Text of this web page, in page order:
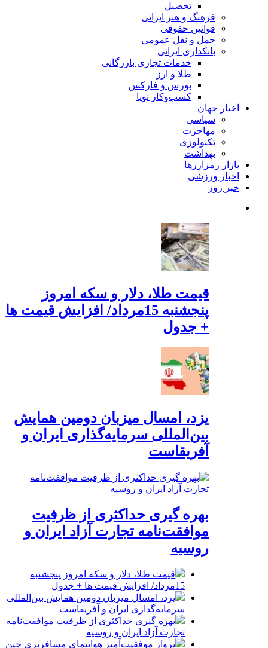
تحصیل
فرهنگ و هنر ایرانی
قوانین حقوقی
حمل و نقل عمومی
بانکداری ایرانی
خدمات تجاری بازرگانی
طلا و ارز
بورس و فارکس
کسب‌وکار نوپا
اخبار جهان
سیاسی
مهاجرت
تکنولوژی
بهداشت
بازار رمزارزها
اخبار ورزشی
خبر روز
قیمت طلا، دلار و سکه امروز
پنجشنبه 15مرداد/ افزایش قیمت ها
+ جدول
یزد، امسال میزبان دومین همایش
بین‌المللی سرمایه‌گذاری ایران و
آفریقاست
بهره گیری حداکثری از ظرفیت
موافقت‌نامه تجارت آزاد ایران و
روسیه
قیمت طلا، دلار و سکه امروز پنجشنبه
15مرداد/ افزایش قیمت ها + جدول
یزد، امسال میزبان دومین همایش بین‌المللی
سرمایه‌گذاری ایران و آفریقاست
بهره گیری حداکثری از ظرفیت موافقت‌نامه
تجارت آزاد ایران و روسیه
پرواز موفقیت‌آمیز هواپیمای مسافربری چین